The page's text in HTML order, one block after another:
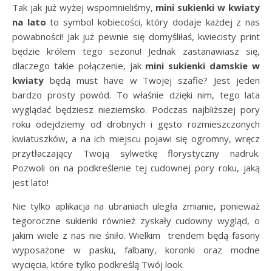
Tak jak już wyżej wspomnieliśmy, mini sukienki w kwiaty
na lato to symbol kobiecości, który dodaje każdej z nas
powabności! Jak już pewnie się domyśliłaś, kwiecisty print
będzie królem tego sezonu! Jednak zastanawiasz się,
dlaczego takie połączenie, jak mini sukienki damskie w
kwiaty będą must have w Twojej szafie? Jest jeden
bardzo prosty powód. To właśnie dzięki nim, tego lata
wyglądać będziesz nieziemsko. Podczas najbliższej pory
roku odejdziemy od drobnych i gęsto rozmieszczonych
kwiatuszków, a na ich miejscu pojawi się ogromny, wręcz
przytłaczający Twoją sylwetkę florystyczny nadruk.
Pozwoli on na podkreślenie tej cudownej pory roku, jaką
jest lato!
Nie tylko aplikacja na ubraniach uległa zmianie, ponieważ
tegoroczne sukienki również zyskały cudowny wygląd, o
jakim wiele z nas nie śniło. Wielkim trendem będą fasony
wyposażone w pasku, falbany, koronki oraz modne
wycięcia, które tylko podkreślą Twój look.